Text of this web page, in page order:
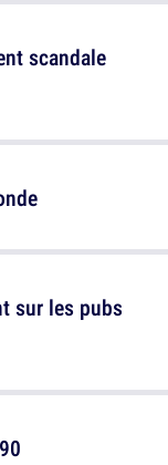
scandale
sur les pubs